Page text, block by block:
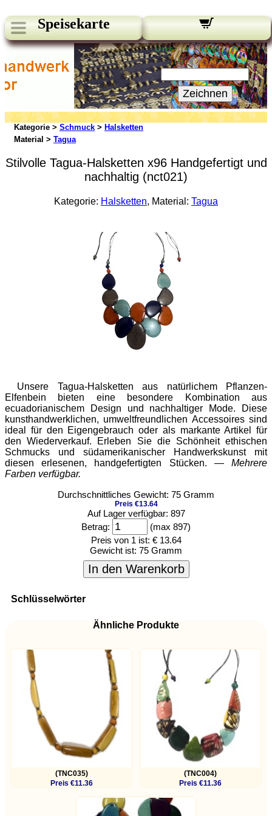
Speisekarte
Unsere Newsletter:
Ihre E-Mail:
Zeichnen
Kategorie > Schmuck > Halsketten
Material > Tagua
Stilvolle Tagua-Halsketten x96 Handgefertigt und
nachhaltig (nct021)
Kategorie: Halsketten, Material: Tagua
Unsere Tagua-Halsketten aus natürlichem Pflanzen-
Elfenbein bieten eine besondere Kombination aus
ecuadorianischem Design und nachhaltiger Mode. Diese
kunsthandwerklichen, umweltfreundlichen Accessoires sind
ideal für den Eigengebrauch oder als markante Artikel für
den Wiederverkauf. Erleben Sie die Schönheit ethischen
Schmucks und südamerikanischer Handwerkskunst mit
diesen erlesenen, handgefertigten Stücken. — Mehrere
Farben verfügbar.
Durchschnittliches Gewicht: 75 Gramm
Preis €13.64
Auf Lager verfügbar: 897
Betrag:
(max 897)
Preis von 1 ist: € 13.64
Gewicht ist: 75 Gramm
In den Warenkorb
Schlüsselwörter
Ähnliche Produkte
(TNC035)
Preis €11.36
(TNC004)
Preis €11.36